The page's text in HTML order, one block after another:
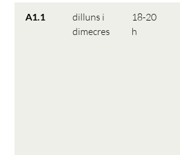
A1.1
dilluns i
dimecres
18-20
h